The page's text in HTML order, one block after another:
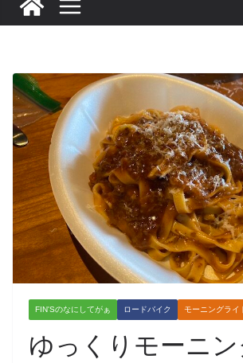
FIN'Sのなにしてがぁ ロードバイク モーニングライ
ゆっくりモーニン